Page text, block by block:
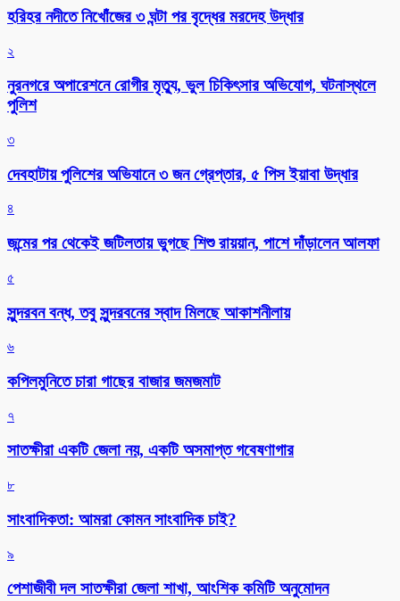
হরিহর নদীতে নিখোঁজের ৩ ঘন্টা পর বৃদ্ধের মরদেহ উদ্ধার
২
নুরনগরে অপারেশনে রোগীর মৃত্যু, ভুল চিকিৎসার অভিযোগ, ঘটনাস্থলে
পুলিশ
৩
দেবহাটায় পুলিশের অভিযানে ৩ জন গ্রেপ্তার, ৫ পিস ইয়াবা উদ্ধার
৪
জন্মের পর থেকেই জটিলতায় ভুগছে শিশু রায়য়ান, পাশে দাঁড়ালেন আলফা
৫
সুন্দরবন বন্ধ, তবু সুন্দরবনের স্বাদ মিলছে আকাশনীলায়
৬
কপিলমুনিতে চারা গাছের বাজার জমজমাট
৭
সাতক্ষীরা একটি জেলা নয়, একটি অসমাপ্ত গবেষণাগার
৮
সাংবাদিকতা: আমরা কোমন সাংবাদিক চাই?
৯
পেশাজীবী দল সাতক্ষীরা জেলা শাখা, আংশিক কমিটি অনুমোদন